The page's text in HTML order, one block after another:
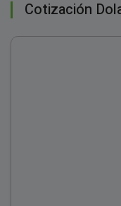
Cotización